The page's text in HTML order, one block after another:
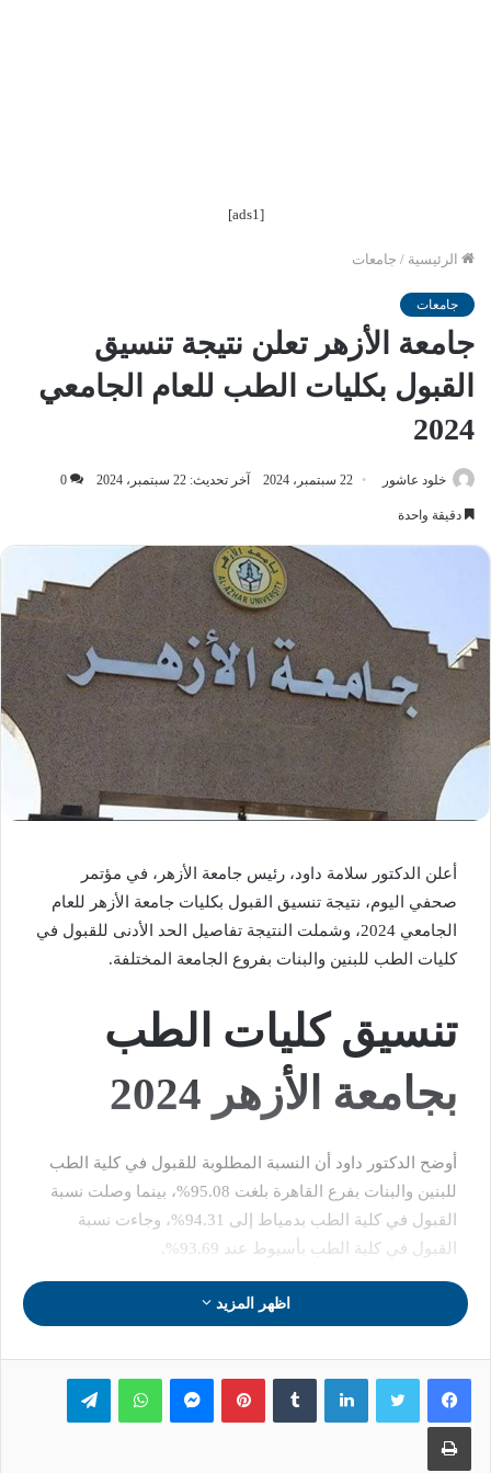
[ads1]
الرئيسية / جامعات
جامعات
جامعة الأزهر تعلن نتيجة تنسيق
القبول بكليات الطب للعام الجامعي
2024
خلود عاشور 22 سبتمبر، 2024 آخر تحديث: 22 سبتمبر، 2024 0
دقيقة واحدة
أعلن الدكتور سلامة داود، رئيس جامعة الأزهر، في مؤتمر
صحفي اليوم، نتيجة تنسيق القبول بكليات جامعة الأزهر للعام
الجامعي 2024، وشملت النتيجة تفاصيل الحد الأدنى للقبول في
كليات الطب للبنين والبنات بفروع الجامعة المختلفة.
تنسيق كليات الطب
بجامعة الأزهر 2024
أوضح الدكتور داود أن النسبة المطلوبة للقبول في كلية الطب
للبنين والبنات بفرع القاهرة بلغت 95.08%، بينما وصلت نسبة
القبول في كلية الطب بدمياط إلى 94.31%، وجاءت نسبة
القبول في كلية الطب بأسيوط عند 93.69%.
وأكد أن هذه النسب تعتمد على معدلات الطلبة الحاصلين على
للطلاب المتقدمين لهذه الكليات.
اظهر المزيد
لينكدإن بينتيريستماسنجر واتساب تيلقرام
طباعة